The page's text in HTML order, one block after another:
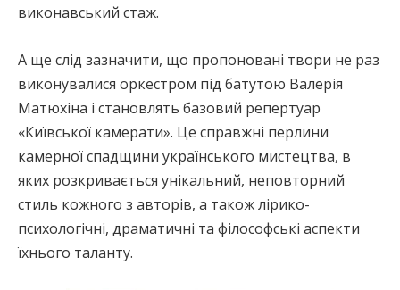
виконавський стаж.
А ще слід зазначити, що пропоновані твори не раз
виконувалися оркестром під батутою Валерія
Матюхіна і становлять базовий репертуар
«Київської камерати». Це справжні перлини
камерної спадщини українського мистецтва, в
яких розкривається унікальний, неповторний
стиль кожного з авторів, а також лірико-
психологічні, драматичні та філософські аспекти
їхнього таланту.